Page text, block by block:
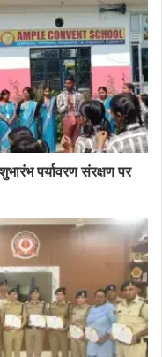
पर्यावरण संरक्षण पर